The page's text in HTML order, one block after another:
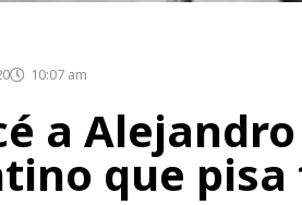
10:07 am
a
que